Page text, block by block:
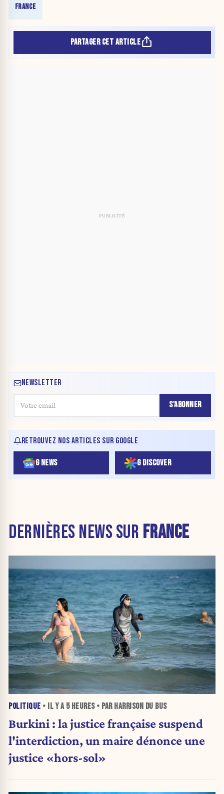
FRANCE
PARTAGER CET ARTICLE
NEWSLETTER
S'ABONNER
RETROUVEZ NOS ARTICLES SUR GOOGLE
G NEWS G DISCOVER
DERNIÈRES NEWS SUR FRANCE
POLITIQUE • IL Y A 5 HEURES• PAR HARRISON DU BUS
Burkini : la justice française suspend
l'interdiction, un maire dénonce une
justice «hors-sol»